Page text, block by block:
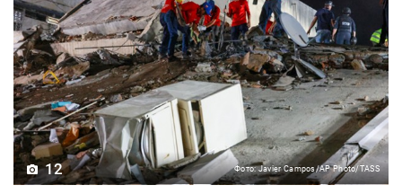
12 Фото: Javier Campos/AP Photo/TASS